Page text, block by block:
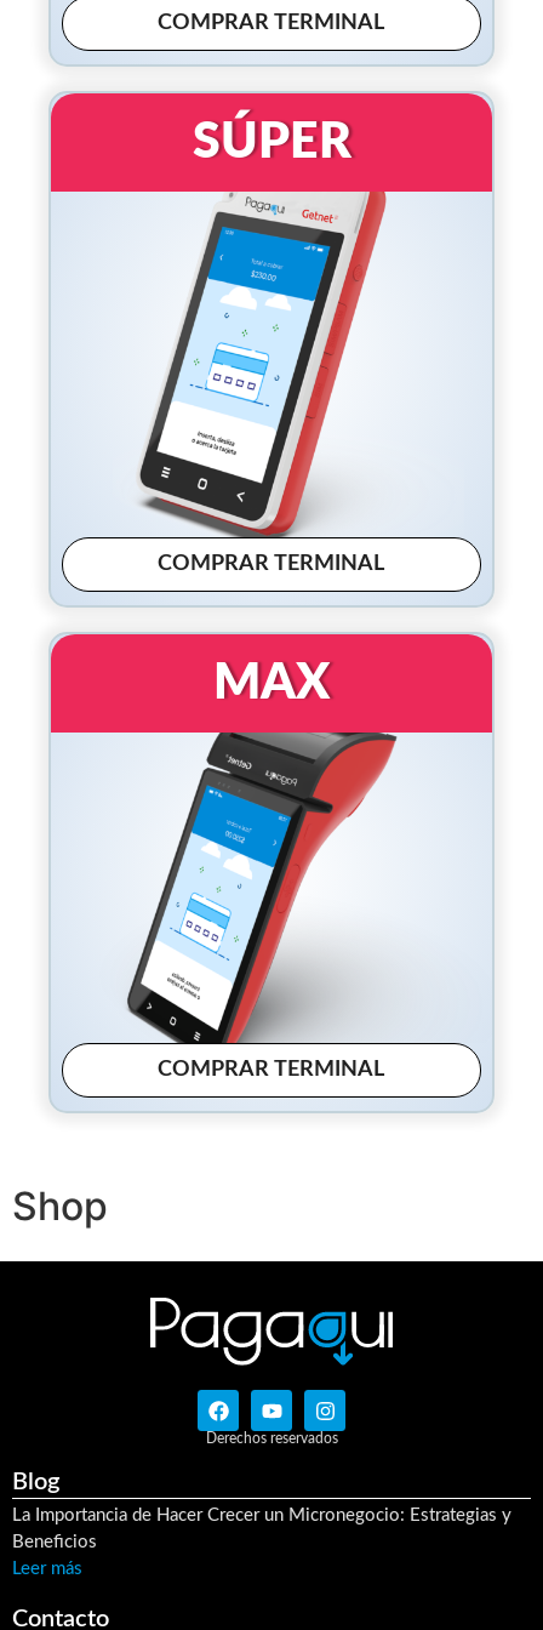
COMPRAR TERMINAL
SÚPER
COMPRAR TERMINAL
MAX
COMPRAR TERMINAL
Shop
Derechos reservados
Blog
La Importancia de Hacer Crecer un Micronegocio: Estrategias y
Beneficios
Leer más
Contacto